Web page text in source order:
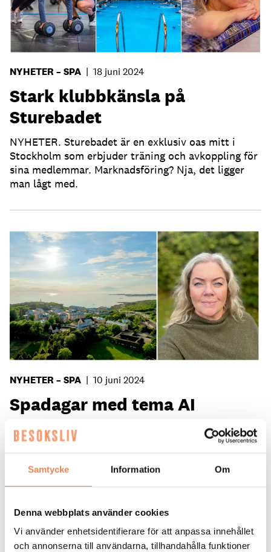
Samtycke Information Om
Denna webbplats använder cookies
Vi använder enhetsidentifierare för att anpassa innehållet
och annonserna till användarna, tillhandahålla funktioner
NYHETER – SPA | 18 juni 2024
Stark klubbkänsla på
Sturebadet
NYHETER. Sturebadet är en exklusiv oas mitt i
Stockholm som erbjuder träning och avkoppling för
sina medlemmar. Marknadsföring? Nja, det ligger
man lågt med.
NYHETER – SPA | 10 juni 2024
Spadagar med tema AI
NYHETER. Spadagarna, som arrangeras av Svenska
Spahotell, gick nyligen av stapeln på Varbergs
Kusthotell och årets tema var förändring och AI.